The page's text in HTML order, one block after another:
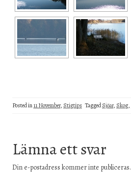
Posted in11 November, Stigtips TaggedSjöar, Skog,
Lämna ett svar
Din e-postadress kommer inte publiceras.